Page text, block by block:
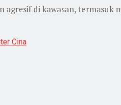
di kawasan,
Cina